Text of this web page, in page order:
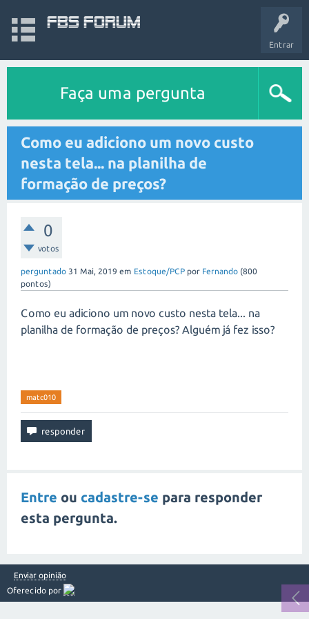
Entrar
FBS Forum
Faça uma pergunta
Como eu adiciono um novo custo
nesta tela... na planilha de
formação de preços?
0
votos
perguntado 31 Mai, 2019 em Estoque/PCP por Fernando (800
pontos)
Como eu adiciono um novo custo nesta tela... na
planilha de formação de preços? Alguém já fez isso?
matc010
Entre ou cadastre-se para responder
esta pergunta.
Enviar opinião
Oferecido por